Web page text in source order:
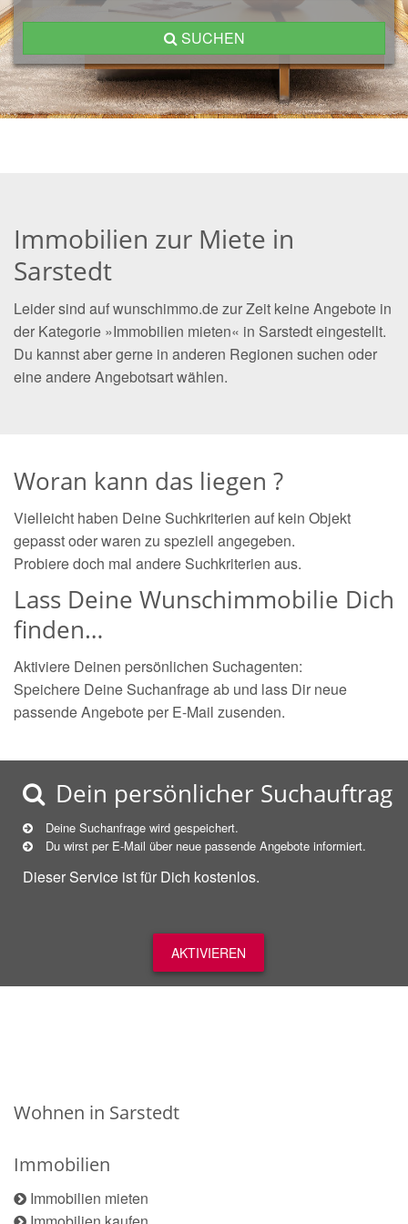
SUCHEN
Immobilien zur Miete in
Sarstedt
Leider sind auf wunschimmo.de zur Zeit keine Angebote in
der Kategorie »Immobilien mieten« in Sarstedt eingestellt.
Du kannst aber gerne in anderen Regionen suchen oder
eine andere Angebotsart wählen.
Woran kann das liegen ?
Vielleicht haben Deine Suchkriterien auf kein Objekt
gepasst oder waren zu speziell angegeben.
Probiere doch mal andere Suchkriterien aus.
Lass Deine Wunschimmobilie Dich
finden…
Aktiviere Deinen persönlichen Suchagenten:
Speichere Deine Suchanfrage ab und lass Dir neue
passende Angebote per E-Mail zusenden.
Dein persönlicher Suchauftrag
Deine Suchanfrage wird gespeichert.
Du wirst per E-Mail über neue passende Angebote informiert.
Dieser Service ist für Dich kostenlos.
AKTIVIEREN
Wohnen in Sarstedt
Immobilien
Immobilien mieten